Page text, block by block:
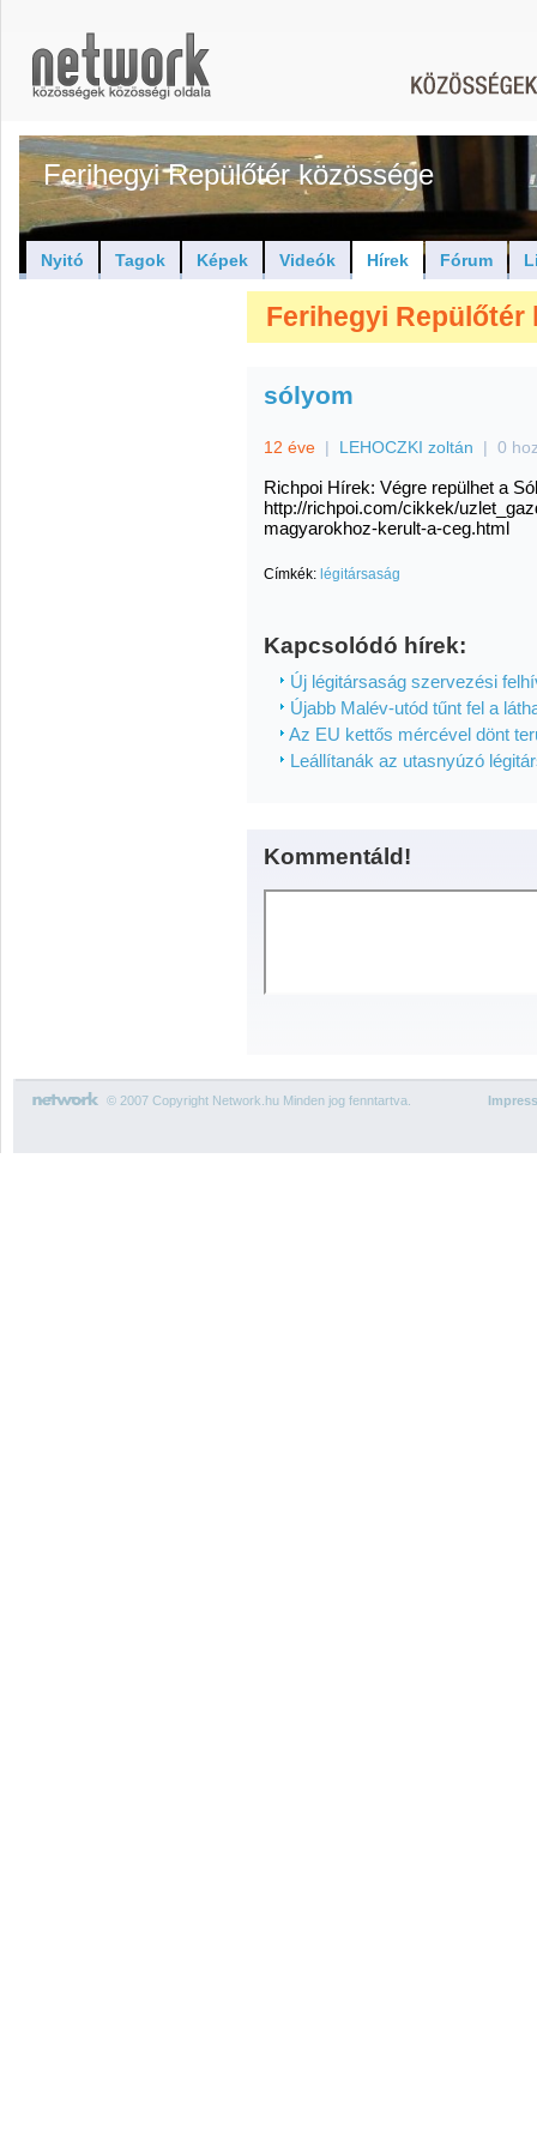
Ferihegyi Repülőtér közössége
Nyitó Tagok Képek Videók Hírek Fórum
Ferihegyi Repülőtér
sólyom
12 éve | LEHOCZKI zoltán | 0
Richpoi Hírek: Végre repülhet a
http://richpoi.com/cikkek/
magyarokhoz-kerult-a-ceg.html
Címkék: légitársaság
Kapcsolódó hírek:
Új légitársaság szervezési
Újabb Malév-utód tűnt fel a
Az EU kettős mércével dönt
Leállítanák az utasnyúzó
Kommentáld!
© 2007 Copyright Network.hu Minden jog fenntartva.